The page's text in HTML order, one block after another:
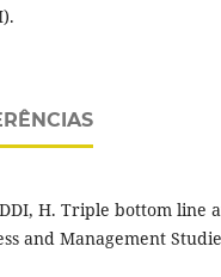
H. Triple bottom line
and Management